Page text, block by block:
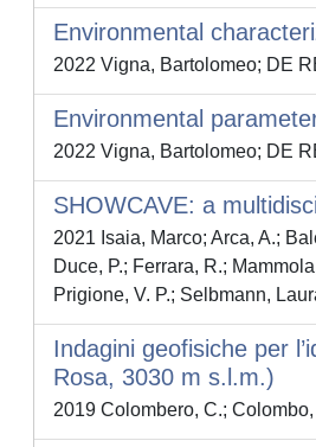
Environmental
2022 Vigna, Bartolomeo; DE
Environmental
2022 Vigna, Bartolomeo; DE
SHOWCAVE: a
2021 Isaia, Marco; Arca, A.;
Duce, P.; Ferrara, R.;
Prigione, V. P.; Selbmann,
Indagini geofisiche per
Rosa, 3030 m s.l.m.)
2019 Colombero, C.;